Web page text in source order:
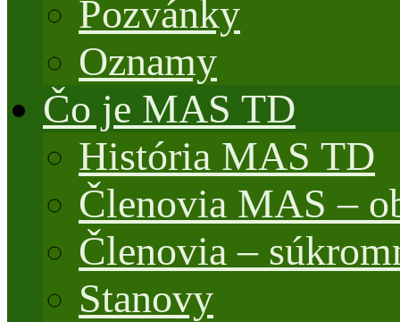
Pozvánky
Oznamy
Čo je MAS TD
História MAS TD
Členovia MAS –
Členovia –
Stanovy